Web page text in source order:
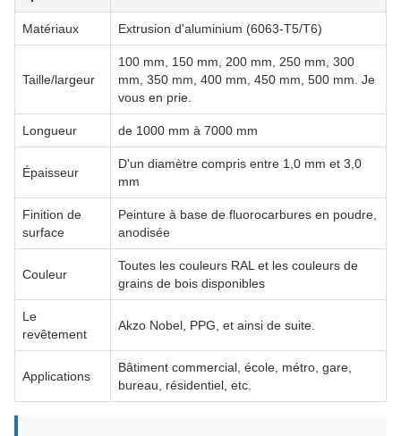
Matériaux Extrusion d'aluminium (6063-T5/T6)
Taille/largeur
100 mm, 150 mm, 200 mm, 250 mm, 300
mm, 350 mm, 400 mm, 450 mm, 500 mm. Je
vous en prie.
Longueur de 1000 mm à 7000 mm
Épaisseur
D'un diamètre compris entre 1,0 mm et 3,0
mm
Finition de
surface
Peinture à base de fluorocarbures en poudre,
anodisée
Couleur
Toutes les couleurs RAL et les couleurs de
grains de bois disponibles
Le
revêtement
Akzo Nobel, PPG, et ainsi de suite.
Applications
Bâtiment commercial, école, métro, gare,
bureau, résidentiel, etc.